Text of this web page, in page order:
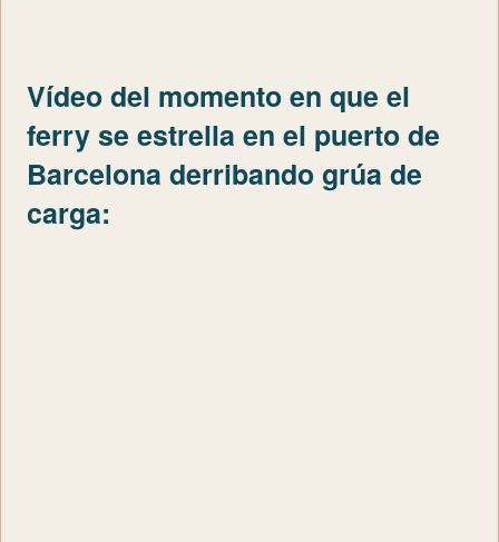
Vídeo del momento en que el
ferry se estrella en el puerto de
Barcelona derribando grúa de
carga: